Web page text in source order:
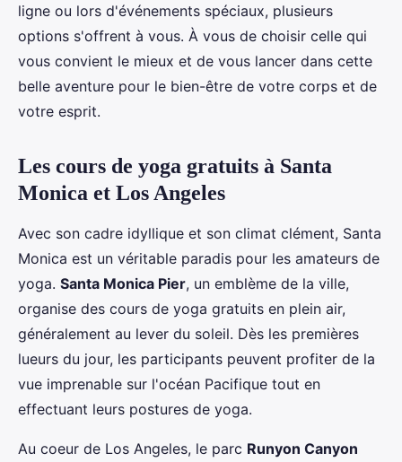
ligne ou lors d'événements spéciaux, plusieurs
options s'offrent à vous. À vous de choisir celle qui
vous convient le mieux et de vous lancer dans cette
belle aventure pour le bien-être de votre corps et de
votre esprit.
Les cours de yoga gratuits à Santa
Monica et Los Angeles
Avec son cadre idyllique et son climat clément, Santa
Monica est un véritable paradis pour les amateurs de
yoga. Santa Monica Pier, un emblème de la ville,
organise des cours de yoga gratuits en plein air,
généralement au lever du soleil. Dès les premières
lueurs du jour, les participants peuvent profiter de la
vue imprenable sur l'océan Pacifique tout en
effectuant leurs postures de yoga.
Au coeur de Los Angeles, le parc Runyon Canyon